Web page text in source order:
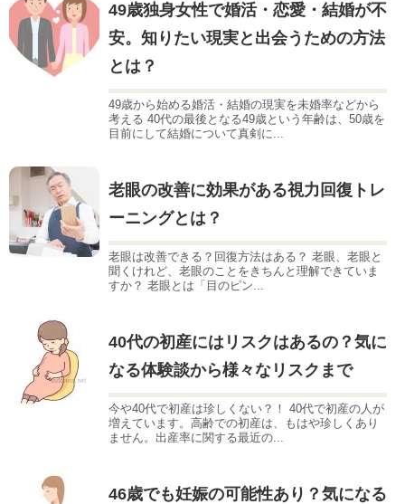
49歳独身女性で婚活・恋愛・結婚が不
安。知りたい現実と出会うための方法
とは？
49歳から始める婚活・結婚の現実を未婚率などから
考える 40代の最後となる49歳という年齢は、50歳を
目前にして結婚について真剣に...
老眼の改善に効果がある視力回復トレ
ーニングとは？
老眼は改善できる？回復方法はある？ 老眼、老眼と
聞くけれど、老眼のことをきちんと理解できていま
すか？ 老眼とは「目のピン...
40代の初産にはリスクはあるの？気に
なる体験談から様々なリスクまで
今や40代で初産は珍しくない？！ 40代で初産の人が
増えています。高齢での初産は、もはや珍しくあり
ません。出産率に関する最近の...
46歳でも妊娠の可能性あり？気になる